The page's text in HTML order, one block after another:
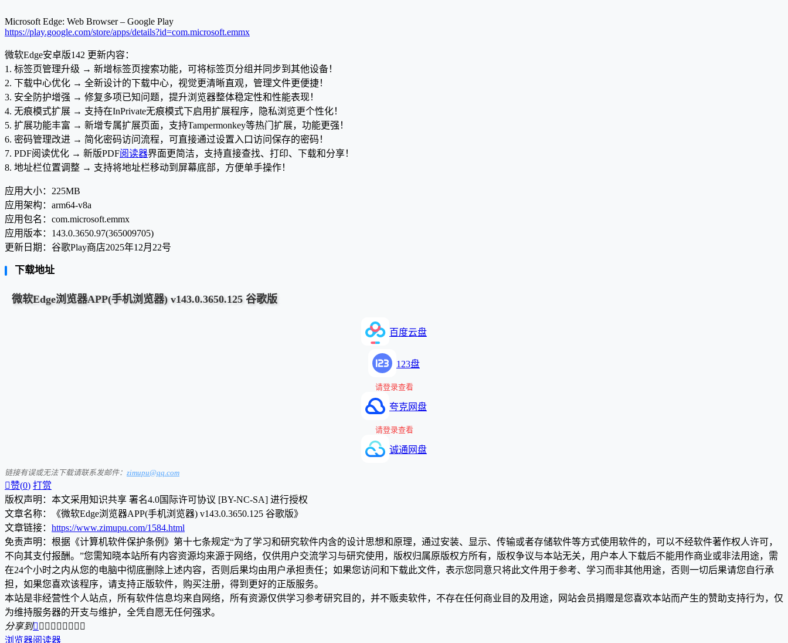
Microsoft Edge: Web Browser – Google Play
https://play.google.com/store/apps/details?id=com.microsoft.emmx
微软Edge安卓版142 更新内容：
1. 标签页管理升级 → 新增标签页搜索功能，可将标签页分组并同步到其他设备！
2. 下载中心优化 → 全新设计的下载中心，视觉更清晰直观，管理文件更便捷！
3. 安全防护增强 → 修复多项已知问题，提升浏览器整体稳定性和性能表现！
4. 无痕模式扩展 → 支持在InPrivate无痕模式下启用扩展程序，隐私浏览更个性化！
5. 扩展功能丰富 → 新增专属扩展页面，支持Tampermonkey等热门扩展，功能更强！
6. 密码管理改进 → 简化密码访问流程，可直接通过设置入口访问保存的密码！
7. PDF阅读优化 → 新版PDF阅读器界面更简洁，支持直接查找、打印、下载和分享！
8. 地址栏位置调整 → 支持将地址栏移动到屏幕底部，方便单手操作！
应用大小：225MB
应用架构：arm64-v8a
应用包名：com.microsoft.emmx
应用版本：143.0.3650.97(365009705)
更新日期：谷歌Play商店2025年12月22号
下载地址
微软Edge浏览器APP(手机浏览器) v143.0.3650.125 谷歌版
百度云盘
123盘
请登录查看
夸克网盘
请登录查看
诚通网盘
链接有误或无法下载请联系发邮件： zimupu@qq.com
赞(0) 打赏
版权声明：本文采用知识共享 署名4.0国际许可协议 [BY-NC-SA] 进行授权
文章名称：《微软Edge浏览器APP(手机浏览器) v143.0.3650.125 谷歌版》
文章链接： https://www.zimupu.com/1584.html
免责声明：根据《计算机软件保护条例》第十七条规定“为了学习和研究软件内含的设计思想和原理，通过安装、显示、传输或者存储软件等方式使用软件的，可以不经软件著作权人许可，
不向其支付报酬。”您需知晓本站所有内容资源均来源于网络，仅供用户交流学习与研究使用，版权归属原版权方所有，版权争议与本站无关，用户本人下载后不能用作商业或非法用途，需
在24个小时之内从您的电脑中彻底删除上述内容，否则后果均由用户承担责任；如果您访问和下载此文件，表示您同意只将此文件用于参考、学习而非其他用途，否则一切后果请您自行承
担，如果您喜欢该程序，请支持正版软件，购买注册，得到更好的正版服务。
本站是非经营性个人站点，所有软件信息均来自网络，所有资源仅供学习参考研究目的，并不贩卖软件，不存在任何商业目的及用途，网站会员捐赠是您喜欢本站而产生的赞助支持行为，仅
为维持服务器的开支与维护，全凭自愿无任何强求。
分享到        
浏览器阅读器